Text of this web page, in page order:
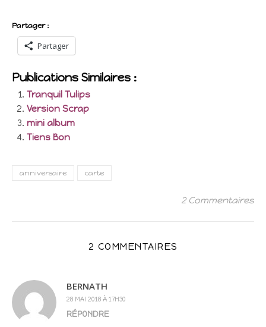
Partager :
Partager
Publications Similaires :
Tranquil Tulips
Version Scrap
mini album
Tiens Bon
anniversaire carte
2 Commentaires
2 COMMENTAIRES
BERNATH
28 MAI 2018 À 17H30
RÉPONDRE